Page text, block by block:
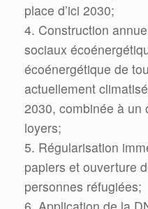
place d’ici 2030;
4. Construction
sociaux
écoénergétique de
actuellement
2030, combinée à un
loyers;
5. Régularisation
papiers et ouverture
personnes réfugiées;